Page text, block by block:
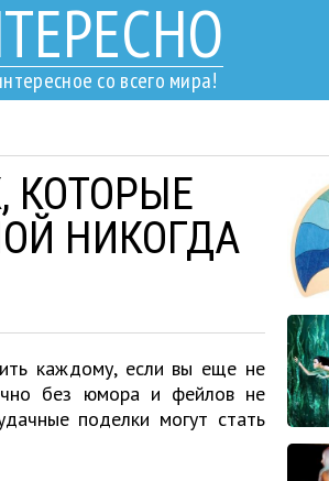
со всего мира!
КОТОРЫЕ
НИКОГДА
каждому, если вы еще не
без юмора и фейлов не
поделки могут стать